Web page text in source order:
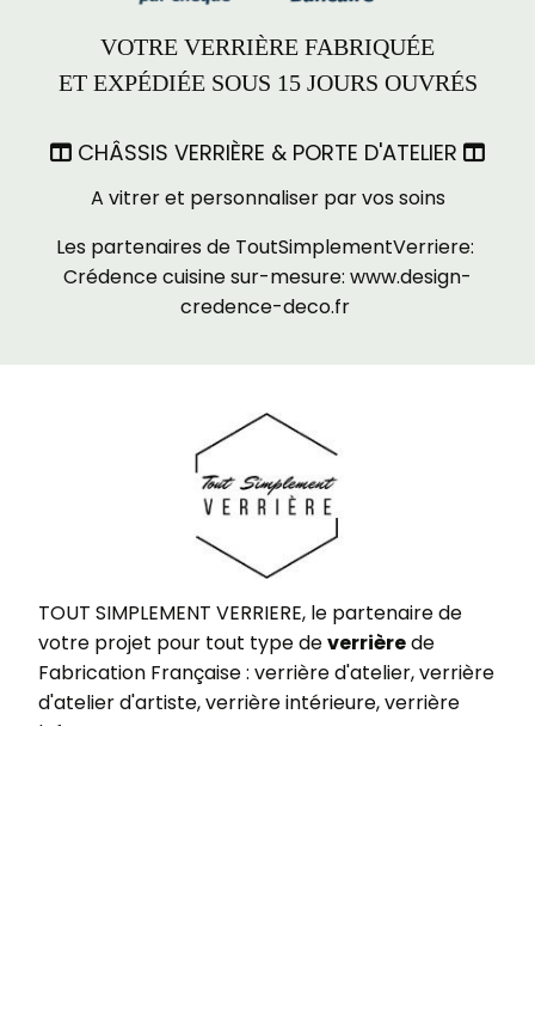
VOTRE VERRIÈRE FABRIQUÉE
ET EXPÉDIÉE SOUS 15 JOURS OUVRÉS
 CHÂSSIS VERRIÈRE & PORTE D'ATELIER 
A vitrer et personnaliser par vos soins
Les partenaires de ToutSimplementVerriere:
Crédence cuisine sur-mesure: www.design-
credence-deco.fr
TOUT SIMPLEMENT VERRIERE, le partenaire de
votre projet pour tout type deverrièrede
Fabrication Française : verrière d'atelier, verrière
d'atelier d'artiste, verrière intérieure, verrière
loft.